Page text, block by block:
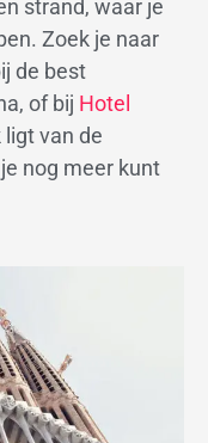
strand, waar je
Zoek je naar
de best
of bij Hotel
ligt van de
nog meer kunt